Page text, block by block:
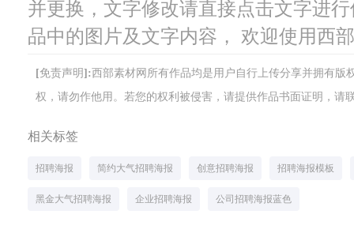
并更换，文字修改请直接点击文字进
品中的图片及文字内容， 欢迎使用西
[免责声明]:西部素材网所有作品均是用户自行上传分享并拥有
权，请勿作他用。若您的权利被侵害，请提供作品书面证明，请
相关标签
招聘海报 简约大气招聘海报 创意招聘海报 招聘海报模板
黑金大气招聘海报 企业招聘海报 公司招聘海报蓝色